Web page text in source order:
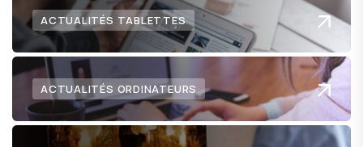
ACTUALITÉS TABLETTES
ACTUALITÉS ORDINATEURS